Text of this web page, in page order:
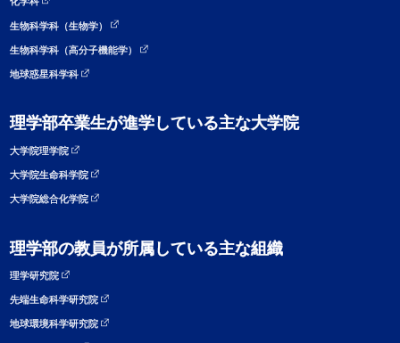
生物科学科（生物学）
生物科学科（高分子機能学）
地球惑星科学科
理学部卒業生が進学している主な大学院
大学院理学院
大学院生命科学院
大学院総合化学院
理学部の教員が所属している主な組織
理学研究院
先端生命科学研究院
地球環境科学研究院